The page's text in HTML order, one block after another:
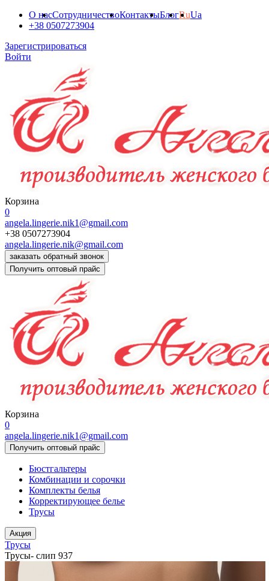
О насСотрудничествоКонтактыБлогRuUa
+38 0507273904
Зарегистрироваться
Войти
Корзина
0
angela.lingerie.nik1@gmail.com
+38 0507273904
angela.lingerie.nik@gmail.com
заказать обратный звонок
Получить оптовый прайс
Корзина
0
angela.lingerie.nik1@gmail.com
Получить оптовый прайс
Бюстгальтеры
Комбинации и сорочки
Комплекты белья
Корректирующее белье
Трусы
Акция
Трусы
Трусы- слип 937